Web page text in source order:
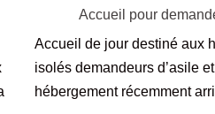
Accueil pour
Accueil de jour destiné aux
isolés demandeurs d’asile
hébergement récemment